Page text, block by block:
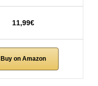
11,99€
Buy on Amazon